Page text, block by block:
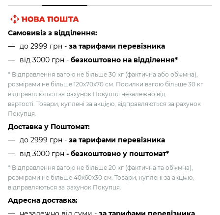
Самовивіз з відділення:
до 2999 грн - за тарифами перевізника
від 3000 грн - безкоштовно на відділення*
* Відправлення вагою не більше 30 кг (фактична або об'ємна),
розмірами не більше 120х70х70 см. Посилки вагою більше 30 кг
відправляються за рахунок Покупця незалежно від
вартості. Товари, куплені за акцією, відправляються за рахунок
Покупця.
Доставка у Поштомат:
до 2999 грн - за тарифами перевізника
від 3000 грн - безкоштовно у поштомат*
* Відправлення вагою не більше 20 кг (фактична та об'ємна),
розмірами не більше 40х60х30 см. Товари, куплені за акцією,
відправляються за рахунок Покупця.
Адресна доставка: